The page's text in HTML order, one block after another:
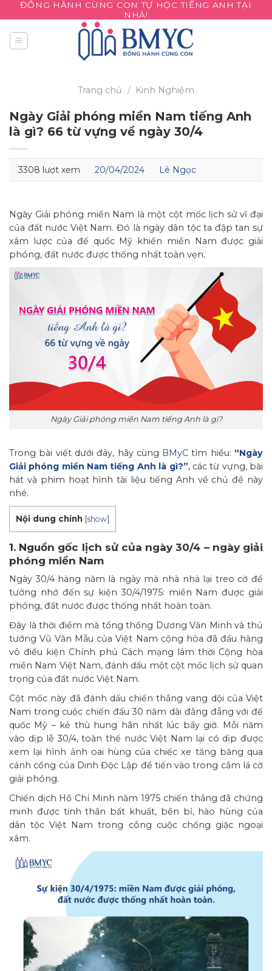
to
content
ĐỒNG HÀNH CÙNG CON TỰ HỌC TIẾNG ANH TẠI
NHÀ!
Trang chủ / Kinh Nghiệm
Ngày Giải phóng miền Nam tiếng Anh
là gì? 66 từ vựng về ngày 30/4
3308 lượt xem 20/04/2024 Lê Ngọc
Ngày Giải phóng miền Nam là một cột mốc lịch sử vĩ đại
của đất nước Việt Nam. Đó là ngày dân tộc ta đập tan sự
xâm lược của đế quốc Mỹ khiến miền Nam được giải
phóng, đất nước được thống nhất toàn vẹn.
Ngày Giải phóng miền Nam tiếng Anh là gì?
Trong bài viết dưới đây, hãy cùng BMyC tìm hiểu: “Ngày
Giải phóng miền Nam tiếng Anh là gì?”, các từ vựng, bài
hát và phim hoạt hình tài liệu tiếng Anh về chủ đề này
nhé.
Nội dung chính [show]
1. Nguồn gốc lịch sử của ngày 30/4 – ngày giải
phóng miền Nam
Ngày 30/4 hàng năm là ngày mà nhà nhà lại treo cờ để
tưởng nhớ đến sự kiện 30/4/1975: miền Nam được giải
phóng, đất nước được thống nhất hoàn toàn.
Đây là thời điểm mà tổng thống Dương Văn Minh và thủ
tướng Vũ Văn Mẫu của Việt Nam cộng hòa đã đầu hàng
vô điều kiện Chính phủ Cách mạng lâm thời Cộng hòa
miền Nam Việt Nam, đánh dấu một cột mốc lịch sử quan
trọng của đất nước Việt Nam.
Cột mốc này đã đánh dấu chiến thắng vang dội của Việt
Nam trong cuộc chiến đấu 30 năm dài đằng đẵng với đế
quốc Mỹ – kẻ thù hung hãn nhất lúc bấy giờ. Mỗi năm
vào dịp lễ 30/4, toàn thể nước Việt Nam lại có dịp được
xem lại hình ảnh oai hùng của chiếc xe tăng băng qua
cánh cổng của Dinh Độc Lập để tiến vào trong cắm lá cờ
giải phóng.
Chiến dịch Hồ Chí Minh năm 1975 chiến thắng đã chứng
minh được tinh thần bất khuất, bền bỉ, hào hùng của
dân tộc Việt Nam trong công cuộc chống giặc ngoại
xâm.